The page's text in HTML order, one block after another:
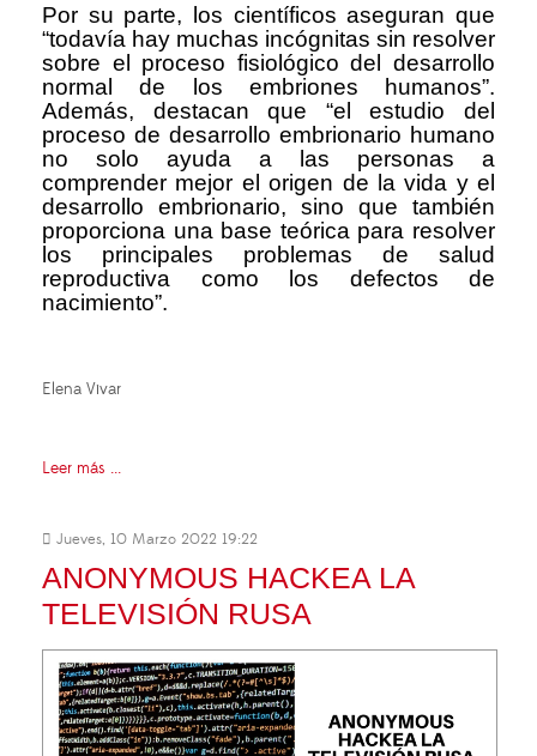
Por su parte, los científicos aseguran que
“todavía hay muchas incógnitas sin resolver
sobre el proceso fisiológico del desarrollo
normal de los embriones humanos”.
Además, destacan que “el estudio del
proceso de desarrollo embrionario humano
no solo ayuda a las personas a
comprender mejor el origen de la vida y el
desarrollo embrionario, sino que también
proporciona una base teórica para resolver
los principales problemas de salud
reproductiva como los defectos de
nacimiento”.
Elena Vivar
Leer más ...
Jueves, 10 Marzo 2022 19:22
ANONYMOUS HACKEA LA
TELEVISIÓN RUSA